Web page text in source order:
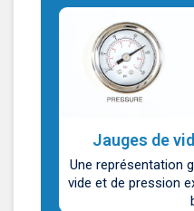
Jauges de
Une représentation
vide et de pression